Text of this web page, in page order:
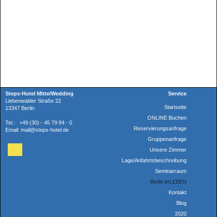
Steps-Hotel Mitte/Wedding
Liebenwalder Straße 22
13347 Berlin
Tel.: +49 (30) - 45 79 84 - 0
Email: mail@steps-hotel.de
Service
Startseite
ONLINE Buchen
Reservierungsanfrage
Gruppenanfrage
Unsere Zimmer
Lage/Anfahrtsbeschreibung
Seminarraum
Berlin erLEBEN
Kontakt
Blog
2020